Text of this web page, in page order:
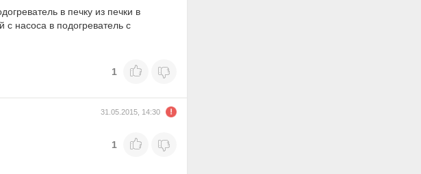
в печку из печки в
насоса в подогреватель с
1
31.05.2015, 14:30
1